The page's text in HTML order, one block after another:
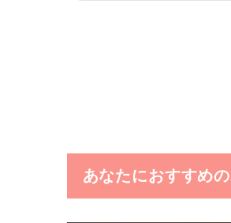
あなたにおすすめ